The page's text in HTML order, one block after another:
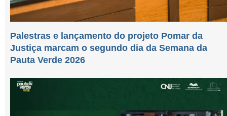
Palestras e lançamento do projeto Pomar da
Justiça marcam o segundo dia da Semana da
Pauta Verde 2026